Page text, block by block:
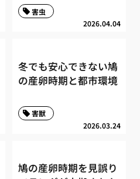
2026.04.04
害虫
冬でも安心できない鳩
の産卵時期と都市環境
2026.03.24
害獣
鳩の産卵時期を見誤り